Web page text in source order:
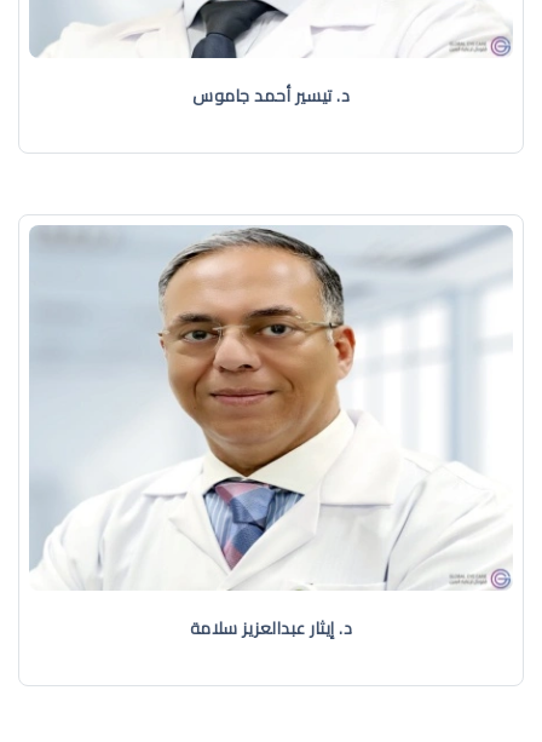
د. تيسير أحمد جاموس
د. إيثار عبدالعزيز سلامة